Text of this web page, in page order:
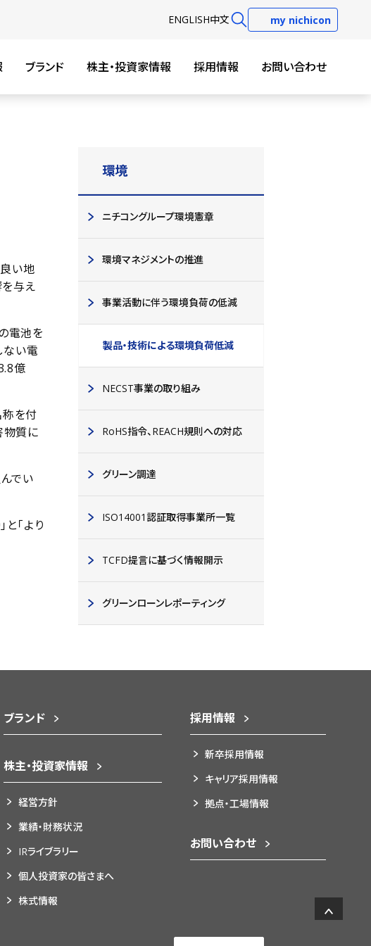
ENGLISH中文 my nichicon
ブランド 株主・投資家情報 採用情報 お問い合わせ
い地
与え
電池を
ない電
億
称を付
物質に
でい
「より
環境
ニチコングループ環境憲章
環境マネジメントの推進
事業活動に伴う環境負荷の低減
製品・技術による環境負荷低減
NECST事業の取り組み
RoHS指令、REACH規則への対応
グリーン調達
ISO14001認証取得事業所一覧
TCFD提言に基づく情報開示
グリーンローンレポーティング
ブランド
株主・投資家情報
経営方針
業績・財務状況
IRライブラリー
個人投資家の皆さまへ
株式情報
採用情報
新卒採用情報
キャリア採用情報
拠点・工場情報
お問い合わせ